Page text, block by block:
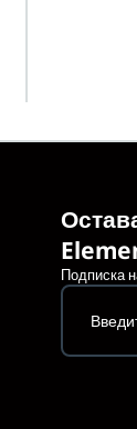
Подписка